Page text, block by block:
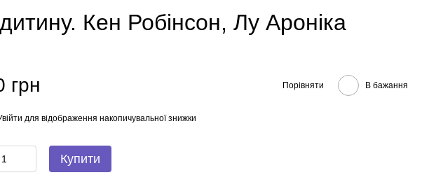
Кен Робінсон, Лу Ароніка
грн Порівняти В бажання
для відображення накопичувальної знижки
Купити